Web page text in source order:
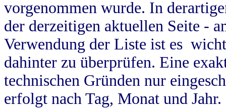
vorgenommen wurde. In
der derzeitigen aktuellen Seite -
Verwendung der Liste ist es
dahinter zu überprüfen. Eine
technischen Gründen nur
erfolgt nach Tag, Monat und Jahr.